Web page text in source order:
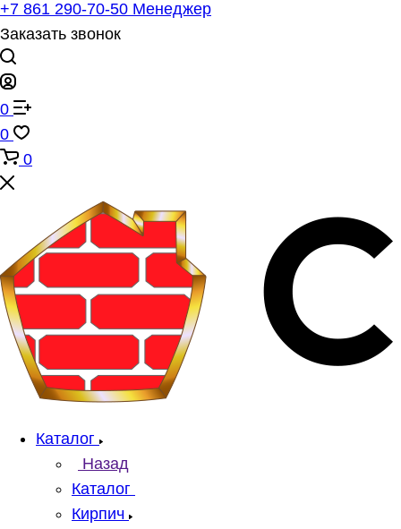
+7 861 290-70-50 Менеджер
Заказать звонок
0
0
0
Каталог
Назад
Каталог
Кирпич